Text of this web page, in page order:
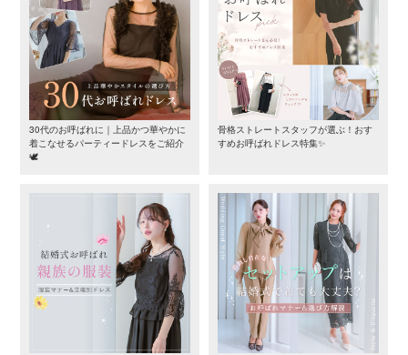
30代のお呼ばれに｜上品かつ華やかに
着こなせるパーティードレスをご紹介
🕊️
骨格ストレートスタッフが選ぶ！おす
すめお呼ばれドレス特集✨